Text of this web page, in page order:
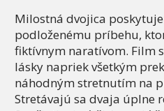
Milostná dvojica
podloženému príbehu,
fiktívnym naratívom. Film
lásky napriek všetkým
náhodným stretnutím na
Stretávajú sa dvaja úplne